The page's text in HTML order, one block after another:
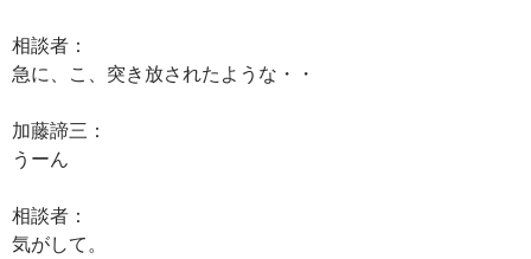
相談者：
急に、こ、突き放されたような・・
加藤諦三：
うーん
相談者：
気がして。